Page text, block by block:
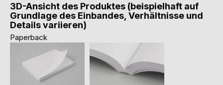
3D-Ansicht des Produktes (beispielhaft auf
Grundlage des Einbandes, Verhältnisse und
Details variieren)
Paperback